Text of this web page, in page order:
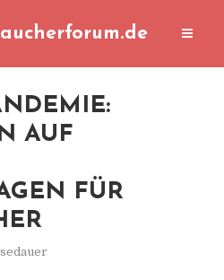
AUF
FÜR